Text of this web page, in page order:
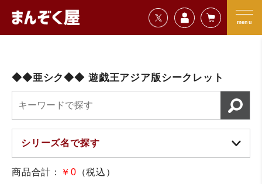
=================================
menu
まんぞく屋 格安TCG通販
◆◆亜シク◆◆ 遊戯王アジア版シークレット
商品合計： ￥0 （税込）